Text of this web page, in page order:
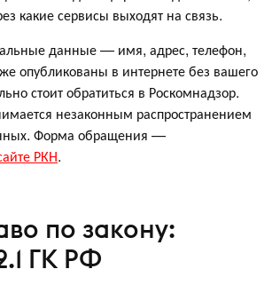
какие сервисы выходят на связь.
данные — имя, адрес, телефон,
опубликованы в интернете без вашего
стоит обратиться в Роскомнадзор.
незаконным распространением
Форма обращения —
РКН.
по закону:
ГК РФ